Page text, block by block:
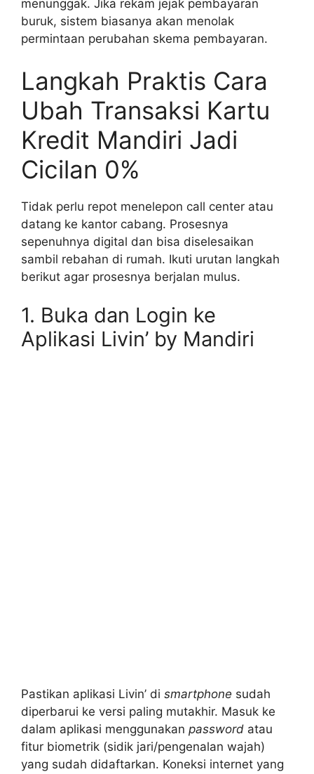
menunggak. Jika rekam jejak pembayaran
buruk, sistem biasanya akan menolak
permintaan perubahan skema pembayaran.
Langkah Praktis Cara
Ubah Transaksi Kartu
Kredit Mandiri Jadi
Cicilan 0%
Tidak perlu repot menelepon call center atau
datang ke kantor cabang. Prosesnya
sepenuhnya digital dan bisa diselesaikan
sambil rebahan di rumah. Ikuti urutan langkah
berikut agar prosesnya berjalan mulus.
1. Buka dan Login ke
Aplikasi Livin’ by Mandiri
Pastikan aplikasi Livin’ di smartphone sudah
diperbarui ke versi paling mutakhir. Masuk ke
dalam aplikasi menggunakan password atau
fitur biometrik (sidik jari/pengenalan wajah)
yang sudah didaftarkan. Koneksi internet yang